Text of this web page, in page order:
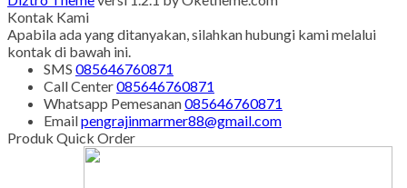
Kontak Kami
Apabila ada yang ditanyakan, silahkan hubungi kami melalui
kontak di bawah ini.
SMS 085646760871
Call Center085646760871
Whatsapp Pemesanan085646760871
Emailpengrajinmarmer88@gmail.com
Produk Quick Order